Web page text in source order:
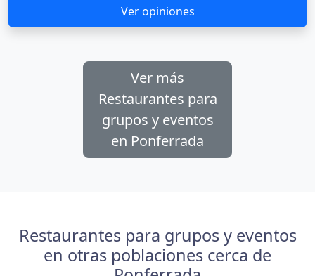
Ver opiniones
Ver más
Restaurantes para
grupos y eventos
en Ponferrada
Restaurantes para grupos y eventos
en otras poblaciones cerca de